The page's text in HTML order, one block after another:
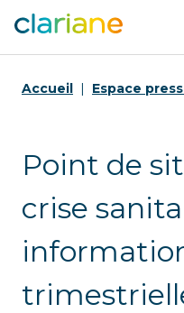
Accueil Espace
Point de
crise